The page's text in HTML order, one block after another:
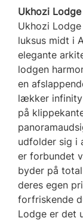
Ukhozi Lodge
Ukhozi
luksus midt i
elegante
lodgen
en
lækker infinity
på
udfolder sig i
er forbundet
byder på
deres egen
forfriskende
Lodge er det